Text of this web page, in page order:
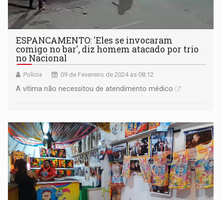
ESPANCAMENTO: 'Eles se invocaram
comigo no bar', diz homem atacado por trio
no Nacional
Polícia 09 de Fevereiro de 2024 às 08:12
A vítima não necessitou de atendimento médico